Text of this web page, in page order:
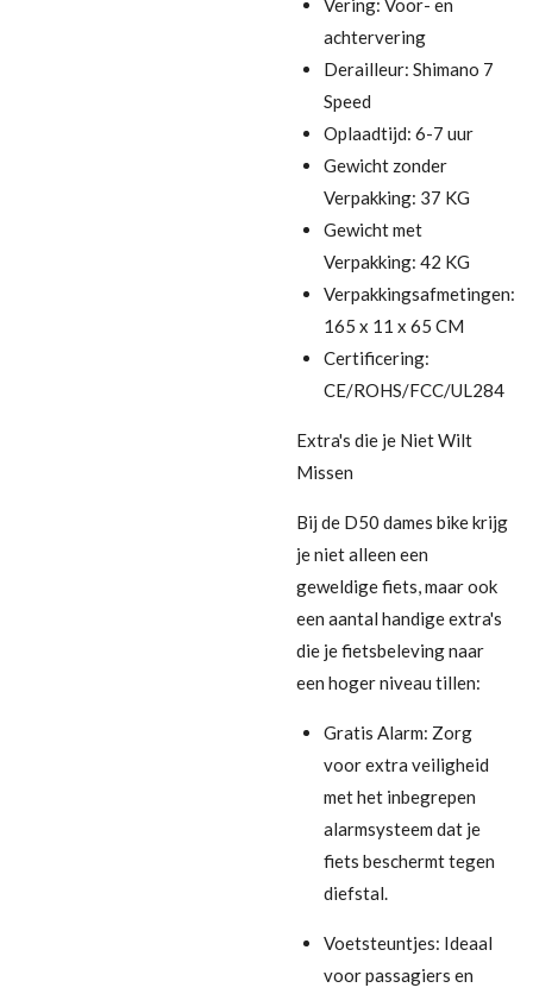
achtervering
Derailleur: Shimano 7
Speed
Oplaadtijd: 6-7 uur
Gewicht zonder
Verpakking: 37 KG
Gewicht met
Verpakking: 42 KG
Verpakkingsafmetingen:
165 x 11 x 65 CM
Certificering:
CE/ROHS/FCC/UL284
Extra's die je Niet Wilt
Missen
Bij de D50 dames bike krijg
je niet alleen een
geweldige fiets, maar ook
een aantal handige extra's
die je fietsbeleving naar
een hoger niveau tillen:
Gratis Alarm: Zorg
voor extra veiligheid
met het inbegrepen
alarmsysteem dat je
fiets beschermt tegen
diefstal.
Voetsteuntjes: Ideaal
voor passagiers en